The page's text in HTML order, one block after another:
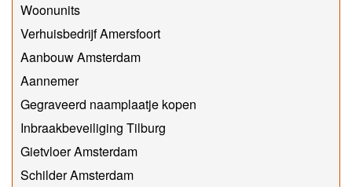
Woonunits
Verhuisbedrijf Amersfoort
Aanbouw Amsterdam
Aannemer
Gegraveerd naamplaatje kopen
Inbraakbeveiliging Tilburg
Gietvloer Amsterdam
Schilder Amsterdam